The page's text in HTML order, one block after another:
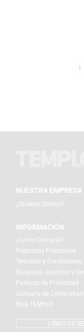
1
NUESTRA EMPRESA
¿Quiénes Somos?
INFORMACIÓN
¿Cómo Comprar?
Preguntas Frecuentes
Términos y Condiciones
Garantías, Cambios y
Políticas de Privacidad
Consulta de
Blog TEMPLO
LIBRO DE